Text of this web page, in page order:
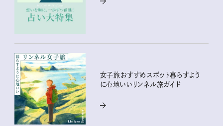
女子旅おすすめスポット暮らすよう
に心地いいリンネル旅ガイド